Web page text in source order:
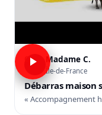
Madame C.
Île-de-France
Débarras maison
« Accompagnement